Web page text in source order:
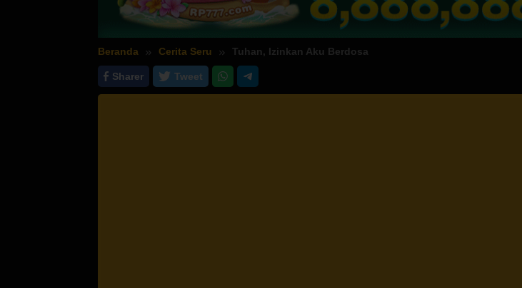
Beranda Cerita Seru Tuhan, Izinkan Aku Berdosa
Sharer Tweet